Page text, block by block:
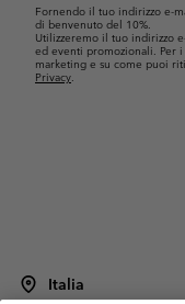
Fornendo il tuo indirizzo e-
di benvenuto del 10%.
Utilizzeremo il tuo indirizzo
ed eventi promozionali. Per
marketing e su come puoi
Privacy.
Italia